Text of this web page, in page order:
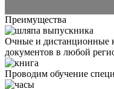
Преимущества
Очные и дистанционные
документов в любой
Проводим обучение